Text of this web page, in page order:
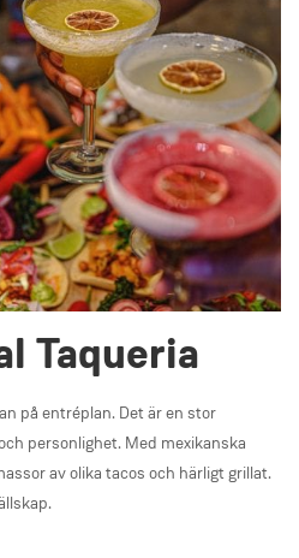
Taqueria
på entréplan. Det är en stor
personlighet. Med mexikanska
av olika tacos och härligt grillat.